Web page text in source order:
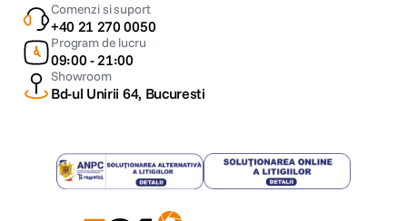
Comenzi si suport
+40 21 270 0050
Program de lucru
09:00 - 21:00
Showroom
Bd-ul Unirii 64, Bucuresti